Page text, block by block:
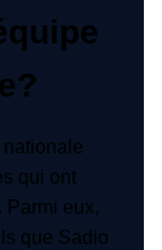
nationale
qui ont
Parmi eux,
que Sadio